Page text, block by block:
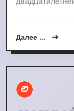
Далее ...